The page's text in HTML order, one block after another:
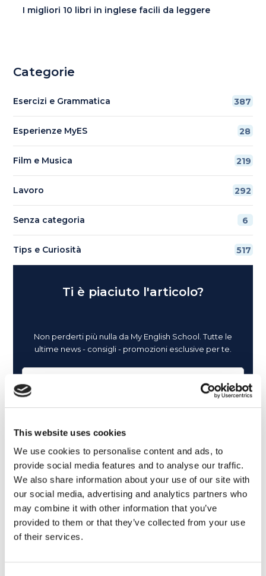
This website uses cookies
We use cookies to personalise content and ads, to
provide social media features and to analyse our traffic.
We also share information about your use of our site with
our social media, advertising and analytics partners who
may combine it with other information that you’ve
provided to them or that they’ve collected from your use
of their services.
I migliori 10 libri in inglese facili da leggere
Categorie
Esercizi e Grammatica 387
Esperienze MyES 28
Film e Musica 219
Lavoro 292
Senza categoria 6
Tips e Curiosità 517
Ti è piaciuto l'articolo?
Non perderti più nulla da My English School. Tutte le
ultime news - consigli - promozioni esclusive per te.